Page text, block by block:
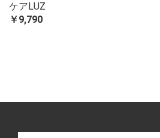
ケアLUZ
￥9,790